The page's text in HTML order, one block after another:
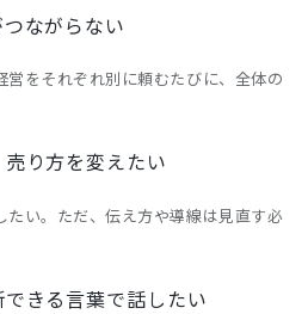
ながらない
をそれぞれ別に頼むたびに、全体の
り方を変えたい
い。ただ、伝え方や導線は見直す必
きる言葉で話したい